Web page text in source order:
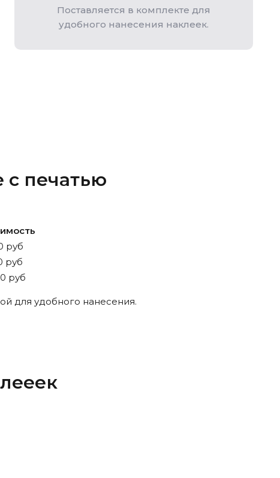
Поставляется в комплекте для
удобного нанесения наклеек.
с печатью
руб
руб
руб
для удобного нанесения.